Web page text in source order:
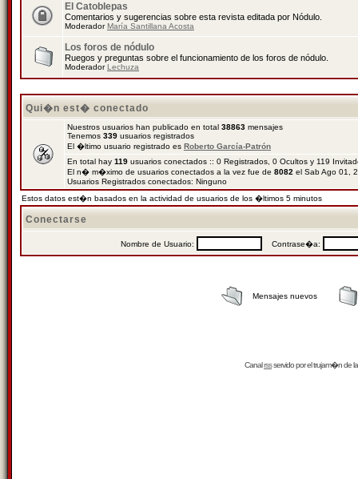
El Catoblepas
Comentarios y sugerencias sobre esta revista editada por Nódulo.
ModeradorMaría Santillana Acosta
Los foros de nódulo
Ruegos y preguntas sobre el funcionamiento de los foros de nódulo.
ModeradorLechuza
Qui�n est� conectado
Nuestros usuarios han publicado en total 38863 mensajes
Tenemos 339 usuarios registrados
El �ltimo usuario registrado es Roberto García-Patrón
En total hay 119 usuarios conectados :: 0 Registrados, 0 Ocultos y 119
El n� m�ximo de usuarios conectados a la vez fue de 8082 el Sab Ago 01,
Usuarios Registrados conectados: Ninguno
Estos datos est�n basados en la actividad de usuarios de los �ltimos 5 minutos
Conectarse
Nombre de Usuario: Contrase�a:
Mensajes nuevos
Canalrssservido por eltrujam�nde